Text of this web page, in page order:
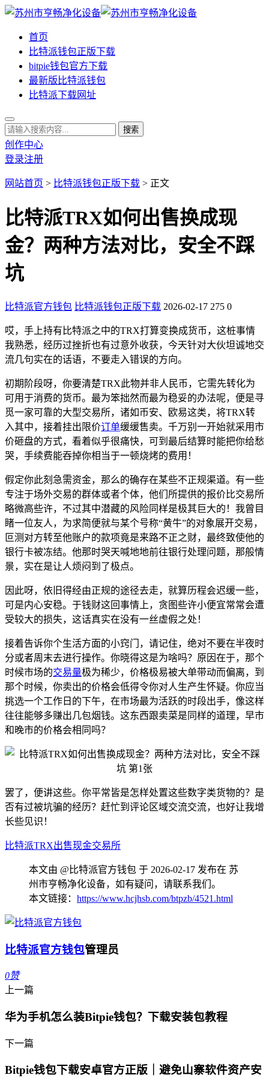
首页
比特派钱包正版下载
bitpie钱包官方下载
最新版比特派钱包
比特派下载网址
创作中心
登录注册
网站首页 > 比特派钱包正版下载 > 正文
比特派TRX如何出售换成现
金？两种方法对比，安全不踩
坑
比特派官方钱包 比特派钱包正版下载 2026-02-17 275 0
哎，手上持有比特派之中的TRX打算变换成货币，这桩事情
我熟悉，经历过挫折也有过意外收获，今天针对大伙坦诚地交
流几句实在的话语，不要走入错误的方向。
初期阶段呀，你要清楚TRX此物并非人民币，它需先转化为
可用于消费的货币。最为笨拙然而最为稳妥的办法呢，便是寻
觅一家可靠的大型交易所，诸如币安、欧易这类，将TRX转
入其中，接着挂出限价订单缓缓售卖。千万别一开始就采用市
价砸盘的方式，看着似乎很痛快，可到最后结算时能把你给愁
哭，手续费能吞掉你相当于一顿烧烤的费用！
假定你此刻急需资金，那么的确存在某些不正规渠道。有一些
专注于场外交易的群体或者个体，他们所提供的报价比交易所
略微高些许，不过其中潜藏的风险同样是极其巨大的！我曾目
睹一位友人，为求简便就与某个号称“黄牛”的对象展开交易，
叵测对方转至他账户的款项竟是来路不正之财，最终致使他的
银行卡被冻结。他那时哭天喊地地前往银行处理问题，那般情
景，实在是让人烦闷到了极点。
因此呀，依旧得经由正规的途径去走，就算历程会迟缓一些，
可是内心安稳。于钱财这回事情上，贪图些许小便宜常常会遭
受较大的损失，这话真实在没有一丝虚假之处！
接着告诉你个生活方面的小窍门，请记住，绝对不要在半夜时
分或者周末去进行操作。你晓得这是为啥吗？原因在于，那个
时候市场的交易量极为稀少，价格极易被大单带动而偏离，到
那个时候，你卖出的价格会低得令你对人生产生怀疑。你应当
挑选一个工作日的下午，在市场最为活跃的时段出手，像这样
往往能够多赚出几包烟钱。这东西跟卖菜是同样的道理，早市
和晚市的价格会相同吗？
罢了，便讲这些。你平常皆是怎样处置这些数字类货物的？是
否有过被坑骗的经历？赶忙到评论区域交流交流，也好让我增
长些见识！
比特派TRX出售现金交易所
本文由 @比特派官方钱包 于 2026-02-17 发布在 苏
州市亨畅净化设备，如有疑问，请联系我们。
本文链接： https://www.hcjhsb.com/btpzb/4521.html
比特派官方钱包管理员
0赞
上一篇
华为手机怎么装Bitpie钱包？下载安装包教程
下一篇
Bitpie钱包下载安卓官方正版｜避免山寨软件资产安